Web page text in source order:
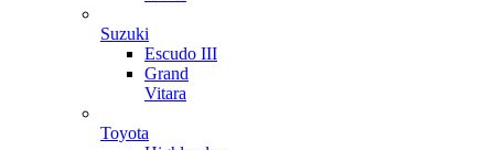
Suzuki
Escudo III
Grand
Vitara
Toyota